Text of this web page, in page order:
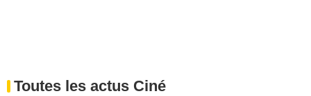
Toutes les actus Ciné